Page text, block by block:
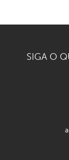
SIGA O